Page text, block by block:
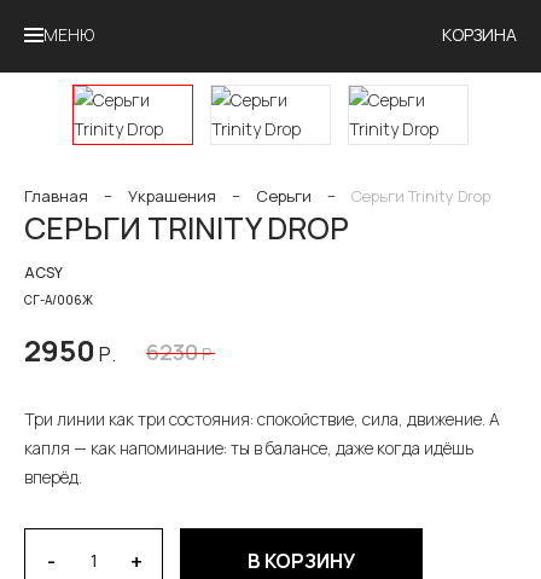
МЕНЮ КОРЗИНА
Главная − Украшения − Серьги − Серьги Trinity Drop
СЕРЬГИ TRINITY DROP
ACSY
СГ-А/006Ж
2950 Р. 6230Р.
Три линии как три состояния: спокойствие, сила, движение. А
капля — как напоминание: ты в балансе, даже когда идёшь
вперёд.
- + В КОРЗИНУ